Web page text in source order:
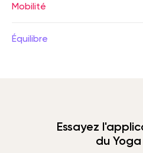
Mobilité
Équilibre
Essayez
du